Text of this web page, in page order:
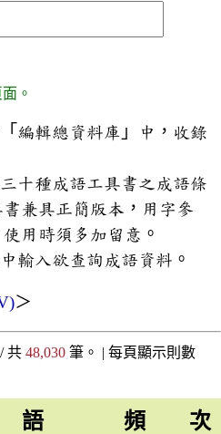
。
編輯總資料庫」中，收錄
十種成語工具書之成語條
兼具正簡版本，用字參
用時須多加留意。
輸入欲查詢成語資料。
＞
共 48,030 筆。 | 每頁顯示則數
語
頻 次